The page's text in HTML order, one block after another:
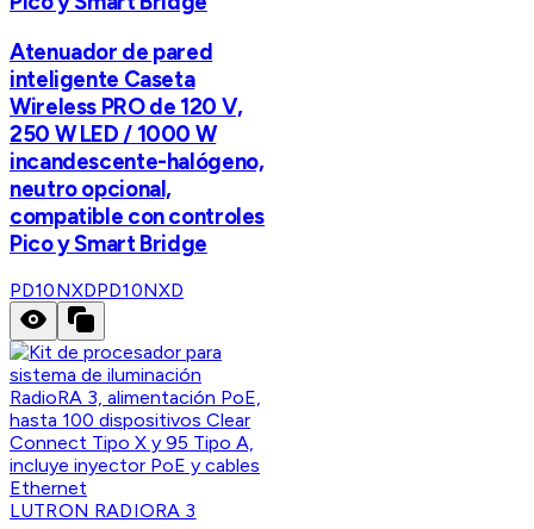
Atenuador de pared
inteligente Caseta
Wireless PRO de 120 V,
250 W LED / 1000 W
incandescente-halógeno,
neutro opcional,
compatible con controles
Pico y Smart Bridge
PD10NXDPD10NXD
LUTRON RADIORA 3